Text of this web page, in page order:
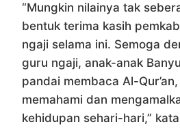
“Mungkin nilainya tak
bentuk terima kasih
ngaji selama ini. Semoga
guru ngaji, anak-anak
pandai membaca Al-
memahami dan
kehidupan sehari-hari,”